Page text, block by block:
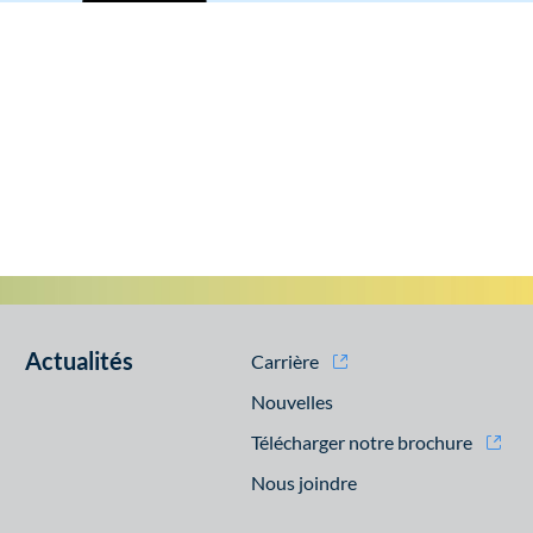
Actualités
Carrière
Nouvelles
Télécharger notre brochure
Nous joindre